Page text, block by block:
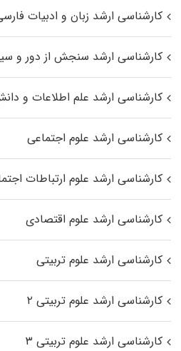
کارشناسی ارشد زبان و ادبیات
کارشناسی ارشد سنجش از دور و
کارشناسی ارشد علم اطلاعات و
کارشناسی ارشد علوم اجتماعی
کارشناسی ارشد علوم ارتباطات
کارشناسی ارشد علوم اقتصادی
کارشناسی ارشد علوم تربیتی
کارشناسی ارشد علوم تربیتی ۲
کارشناسی ارشد علوم تربیتی ۳